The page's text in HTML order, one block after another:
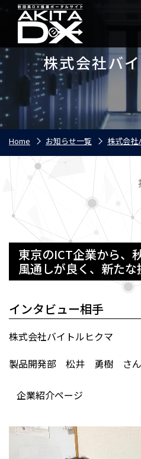
株式会社バ
Home お知らせ一覧 株式会社
東京のICT企業から、
風通しが良く、新た
インタビュー相手
株式会社バイトルヒクマ
製品開発部 松井 勇樹 さん
企業紹介ページ